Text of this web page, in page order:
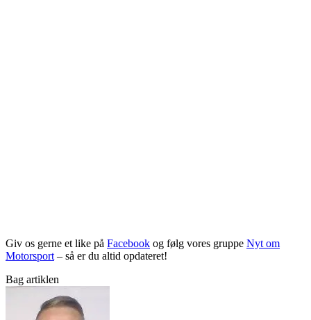
Giv os gerne et like på Facebook og følg vores gruppe Nyt om
Motorsport – så er du altid opdateret!
Bag artiklen